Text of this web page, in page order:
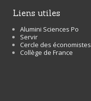
liens utiles
Alumini Sciences Po
Servir
Cercle des économistes
Collège de France